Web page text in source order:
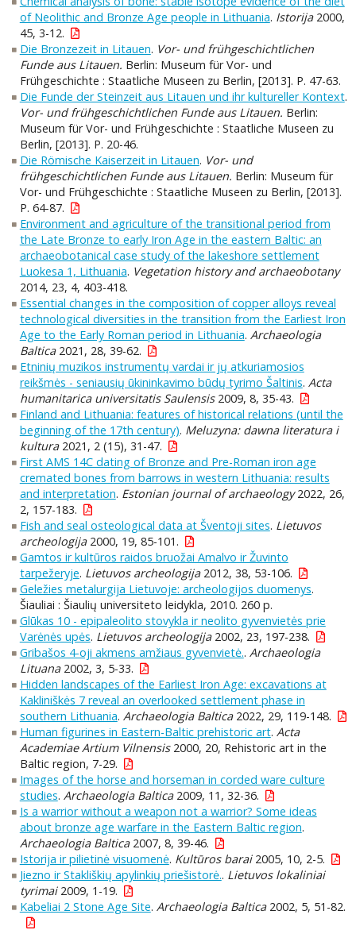
of Neolithic and Bronze Age people in Lithuania. Istorija2000,
45, 3-12.
Die Bronzezeit in Litauen. Vor- und frühgeschichtlichen
Funde aus Litauen. Berlin: Museum für Vor- und
Frühgeschichte : Staatliche Museen zu Berlin, [2013]. P. 47-63.
Die Funde der Steinzeit aus Litauen und ihr kultureller Kontext.
Vor- und frühgeschichtlichen Funde aus Litauen. Berlin:
Museum für Vor- und Frühgeschichte : Staatliche Museen zu
Berlin, [2013]. P. 20-46.
Die Römische Kaiserzeit in Litauen. Vor- und
frühgeschichtlichen Funde aus Litauen. Berlin: Museum für
Vor- und Frühgeschichte : Staatliche Museen zu Berlin, [2013].
P. 64-87.
Environment and agriculture of the transitional period from
the Late Bronze to early Iron Age in the eastern Baltic: an
archaeobotanical case study of the lakeshore settlement
Luokesa 1, Lithuania. Vegetation history and archaeobotany
2014, 23, 4, 403-418.
Essential changes in the composition of copper alloys reveal
technological diversities in the transition from the Earliest Iron
Age to the Early Roman period in Lithuania. Archaeologia
Baltica2021, 28, 39-62.
Etninių muzikos instrumentų vardai ir jų atkuriamosios
reikšmės - seniausių ūkininkavimo būdų tyrimo Šaltinis. Acta
humanitarica universitatis Saulensis2009, 8, 35-43.
Finland and Lithuania: features of historical relations (until the
beginning of the 17th century). Meluzyna: dawna literatura i
kultura2021, 2 (15), 31-47.
First AMS 14C dating of Bronze and Pre-Roman iron age
cremated bones from barrows in western Lithuania: results
and interpretation. Estonian journal of archaeology2022, 26,
2, 157-183.
Fish and seal osteological data at Šventoji sites. Lietuvos
archeologija2000, 19, 85-101.
Gamtos ir kultūros raidos bruožai Amalvo ir Žuvinto
tarpežeryje. Lietuvos archeologija2012, 38, 53-106.
Geležies metalurgija Lietuvoje: archeologijos duomenys.
Šiauliai : Šiaulių universiteto leidykla, 2010. 260 p.
Glūkas 10 - epipaleolito stovykla ir neolito gyvenvietės prie
Varėnės upės. Lietuvos archeologija2002, 23, 197-238.
Gribašos 4-oji akmens amžiaus gyvenvietė.. Archaeologia
Lituana2002, 3, 5-33.
Hidden landscapes of the Earliest Iron Age: excavations at
Kakliniškės 7 reveal an overlooked settlement phase in
southern Lithuania. Archaeologia Baltica2022, 29, 119-148.
Human figurines in Eastern-Baltic prehistoric art. Acta
Academiae Artium Vilnensis2000, 20, Rehistoric art in the
Baltic region, 7-29.
Images of the horse and horseman in corded ware culture
studies. Archaeologia Baltica2009, 11, 32-36.
Is a warrior without a weapon not a warrior? Some ideas
about bronze age warfare in the Eastern Baltic region.
Archaeologia Baltica2007, 8, 39-46.
Istorija ir pilietinė visuomenė. Kultūros barai2005, 10, 2-5.
Jiezno ir Stakliškių apylinkių priešistorė.. Lietuvos lokaliniai
tyrimai2009, 1-19.
Kabeliai 2 Stone Age Site. Archaeologia Baltica2002, 5, 51-82.